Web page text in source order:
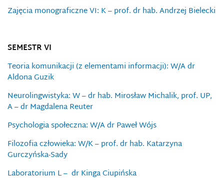
Zajęcia monograficzne VI: K – prof. dr hab. Andrzej Bielecki
SEMESTR VI
Teoria komunikacji (z elementami informacji): W/A dr
Aldona Guzik
Neurolingwistyka: W – dr hab. Mirosław Michalik, prof. UP,
A – dr Magdalena Reuter
Psychologia społeczna: W/A dr Paweł Wójs
Filozofia człowieka: W/K – prof. dr hab. Katarzyna
Gurczyńska-Sady
Laboratorium L – dr Kinga Ciupińska